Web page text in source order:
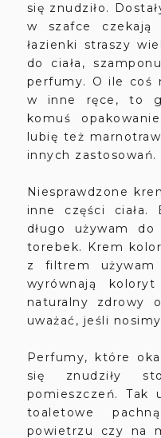
się znudziło.
w szafce czekają
łazienki straszy
do ciała,
perfumy. O ile coś
w inne ręce, to
komuś
lubię też
innych zastosowań.
Niesprawdzone
inne części ciała.
długo używam
torebek. Krem
z filtrem
wyrównają
naturalny zdrowy
uważać, jeśli
Perfumy, które
się znudziły
pomieszczeń. Tak
toaletowe
powietrzu czy na